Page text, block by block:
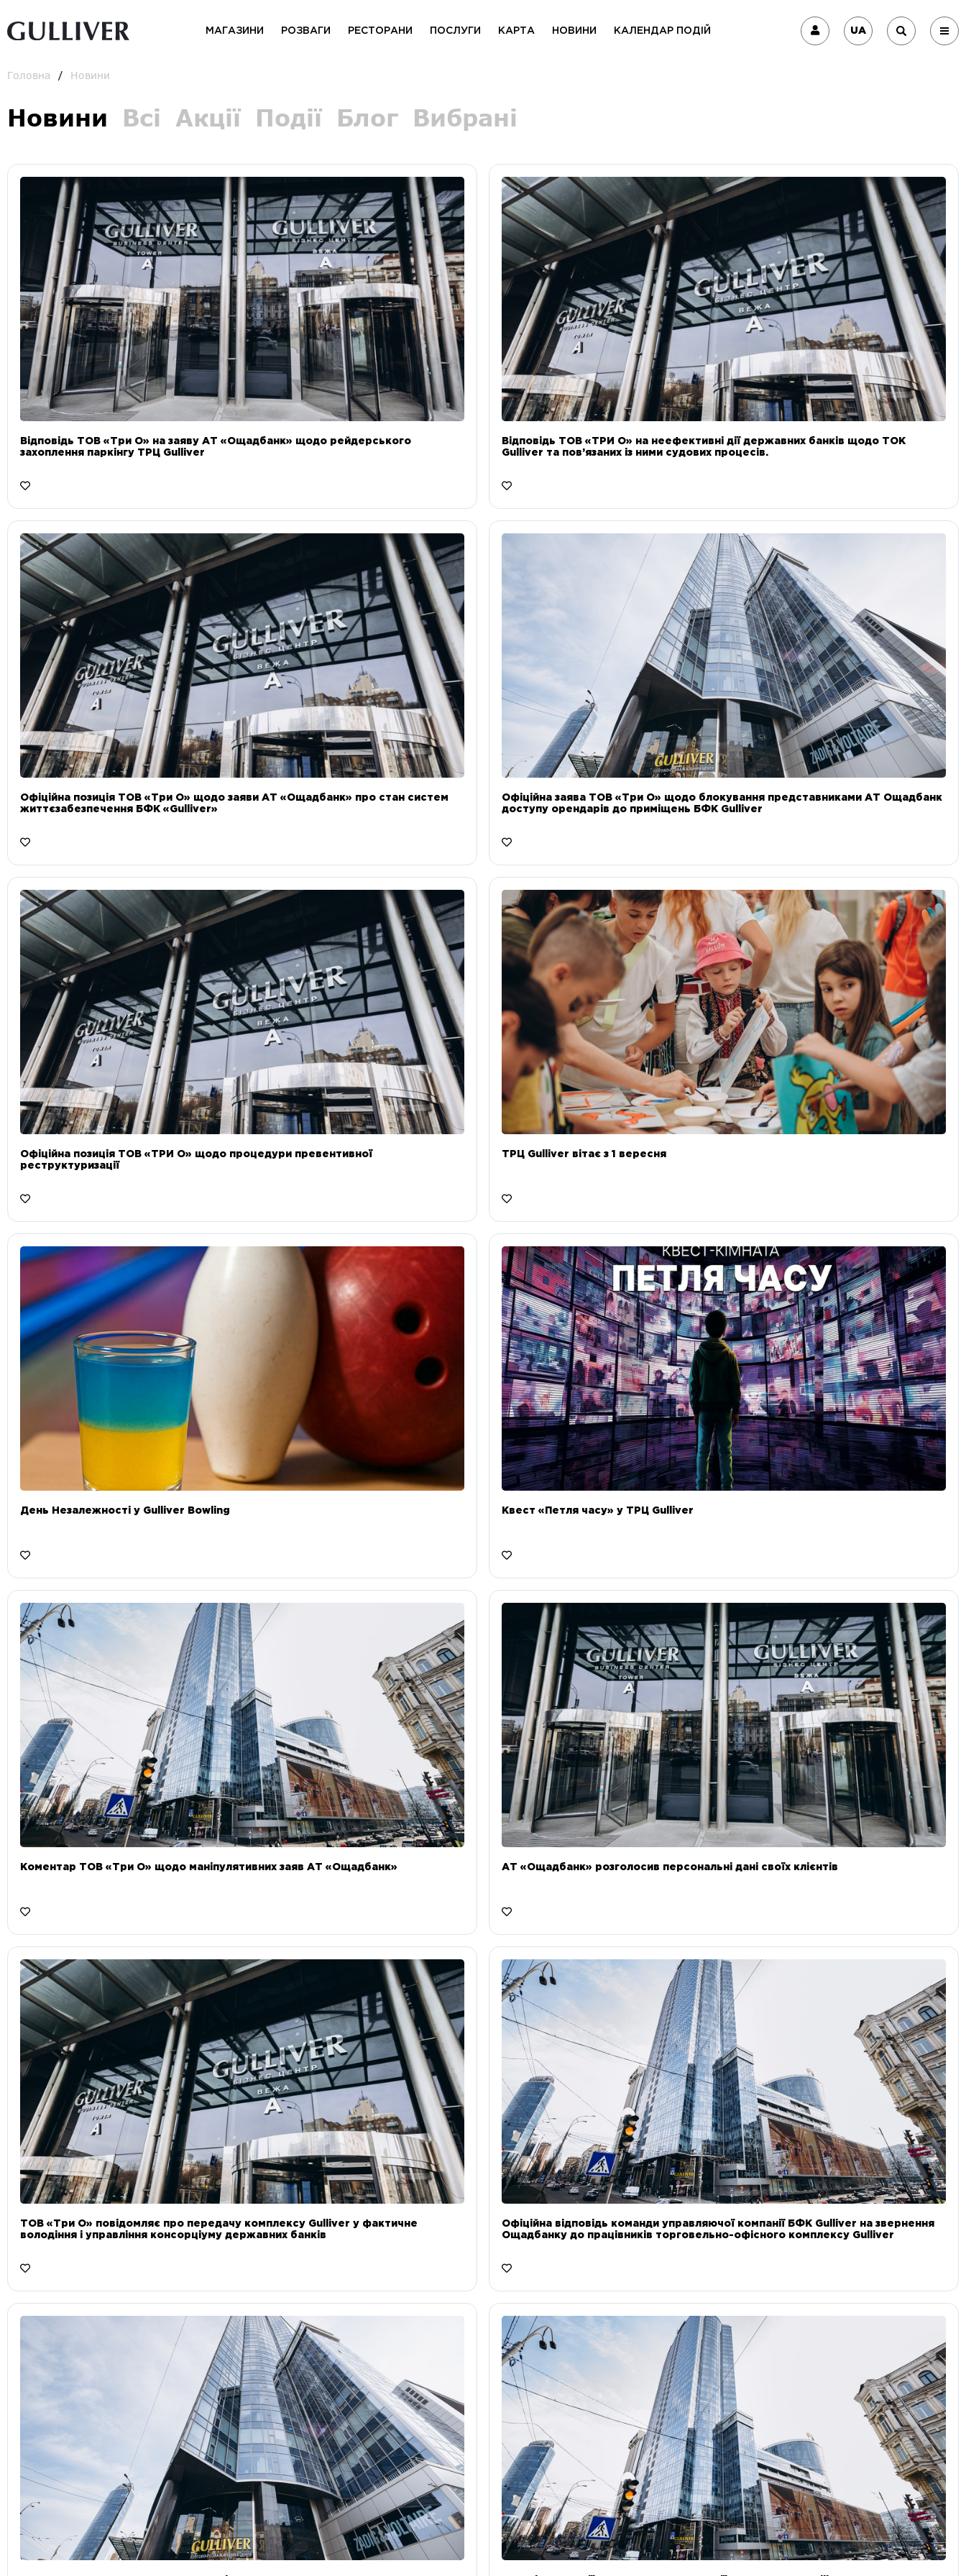
МАГАЗИНИ РОЗВАГИ РЕСТОРАНИ ПОСЛУГИ КАРТА НОВИНИ КАЛЕНДАР ПОДІЙ UA
Головна Новини
Новини Всі Акції Події Блог Вибрані
Відповідь ТОВ «Три О» на заяву АТ «Ощадбанк» щодо рейдерського
захоплення паркінгу ТРЦ Gulliver
Відповідь ТОВ «ТРИ О» на неефективні дії державних банків щодо ТОК
Gulliver та пов’язаних із ними судових процесів.
Офіційна позиція ТОВ «Три О» щодо заяви АТ «Ощадбанк» про стан систем
життєзабезпечення БФК «Gulliver»
Офіційна заява ТОВ «Три О» щодо блокування представниками АТ Ощадбанк
доступу орендарів до приміщень БФК Gulliver
Офіційна позиція ТОВ «ТРИ О» щодо процедури превентивної
реструктуризації
ТРЦ Gulliver вітає з 1 вересня
День Незалежності у Gulliver Bowling Квест «Петля часу» у ТРЦ Gulliver
Коментар ТОВ «Три О» щодо маніпулятивних заяв АТ «Ощадбанк» АТ «Ощадбанк» розголосив персональні дані своїх клієнтів
ТОВ «Три О» повідомляє про передачу комплексу Gulliver у фактичне
володіння і управління консорціуму державних банків
Офіційна відповідь команди управляючої компанії БФК Gulliver на звернення
Ощадбанку до працівників торговельно-офісного комплексу Gulliver